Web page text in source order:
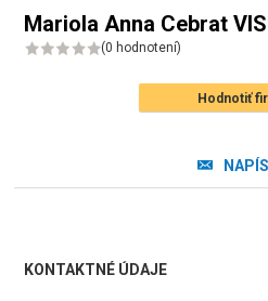
Mariola Anna Cebrat
(0 hodnotení)
Hodnotiť
KONTAKTNÉ ÚDAJE